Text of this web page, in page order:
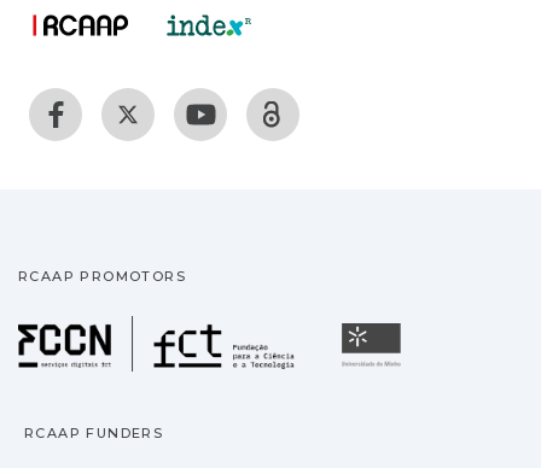
RCAAP PROMOTORS
Fundação para a
RCAAP FUNDERS